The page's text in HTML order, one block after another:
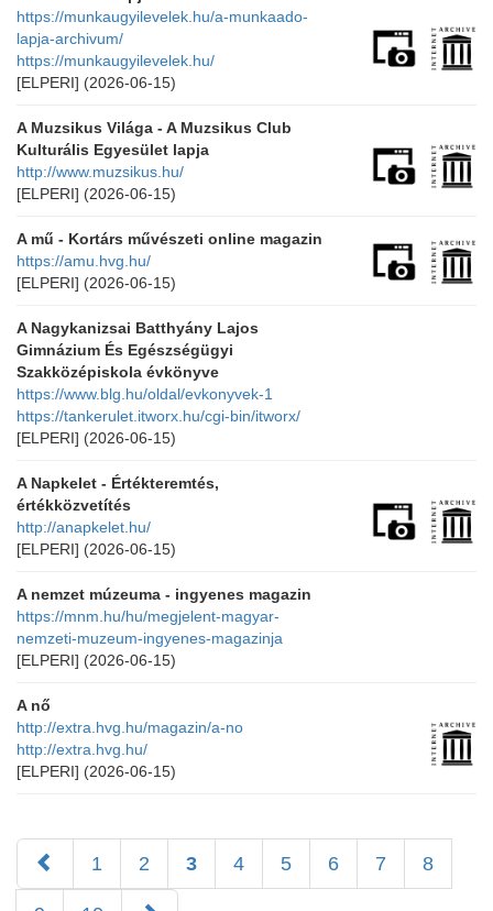
https://munkaugyilevelek.hu/a-munkaado-
lapja-archivum/
https://munkaugyilevelek.hu/
[ELPERI] (2026-06-15)
A Muzsikus Világa - A Muzsikus Club
Kulturális Egyesület lapja
http://www.muzsikus.hu/
[ELPERI] (2026-06-15)
A mű - Kortárs művészeti online magazin
https://amu.hvg.hu/
[ELPERI] (2026-06-15)
A Nagykanizsai Batthyány Lajos
Gimnázium És Egészségügyi
Szakközépiskola évkönyve
https://www.blg.hu/oldal/evkonyvek-1
https://tankerulet.itworx.hu/cgi-bin/itworx/
[ELPERI] (2026-06-15)
A Napkelet - Értékteremtés,
értékközvetítés
http://anapkelet.hu/
[ELPERI] (2026-06-15)
A nemzet múzeuma - ingyenes magazin
https://mnm.hu/hu/megjelent-magyar-
nemzeti-muzeum-ingyenes-magazinja
[ELPERI] (2026-06-15)
A nő
http://extra.hvg.hu/magazin/a-no
http://extra.hvg.hu/
[ELPERI] (2026-06-15)
1 2 3 4 5 6 7 8